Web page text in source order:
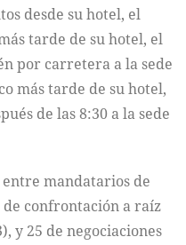
desde su hotel, el
tarde de su hotel, el
por carretera a la sede
más tarde de su hotel,
de las 8:30 a la sede
mandatarios de
de confrontación a raíz
y 25 de negociaciones